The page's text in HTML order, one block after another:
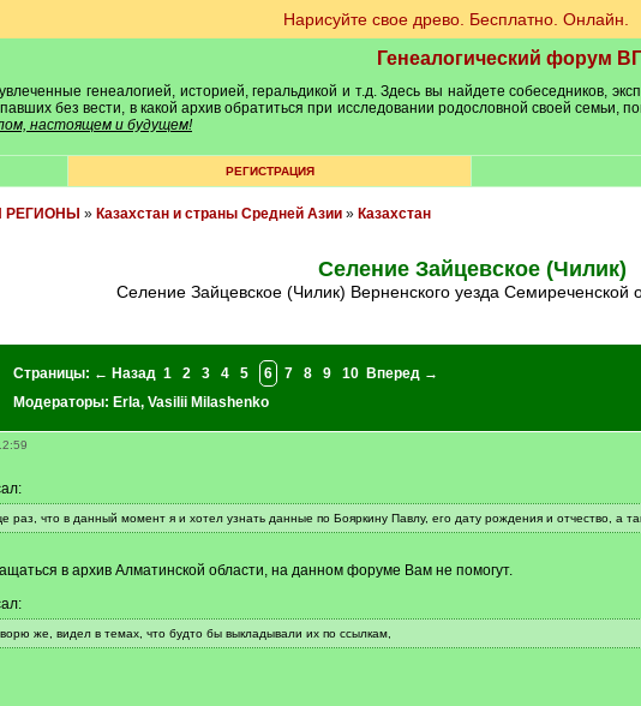
Нарисуйте свое древо. Бесплатно. Онлайн.
Генеалогический форум
генеалогией, историей, геральдикой и т.д. Здесь вы найдете собеседников,
без вести, в какой архив обратиться при исследовании родословной своей семьи,
настоящем и будущем!
РЕГИСТРАЦИЯ
РЕГИОНЫ » Казахстан и страны Средней Азии» Казахстан
Селение Зайцевское (Чилик)
Селение Зайцевское (Чилик) Верненского уезда Семиреченской
Страницы: ← Назад 1 2 3 4 5 6 7 8 9 10
Вперед →
Модераторы: Erla, Vasilii Milashenko
раз, что в данный момент я и хотел узнать данные по Бояркину Павлу, его дату рождения и отчество, а
в архив Алматинской области, на данном форуме Вам не помогут.
же, видел в темах, что будто бы выкладывали их по ссылкам,